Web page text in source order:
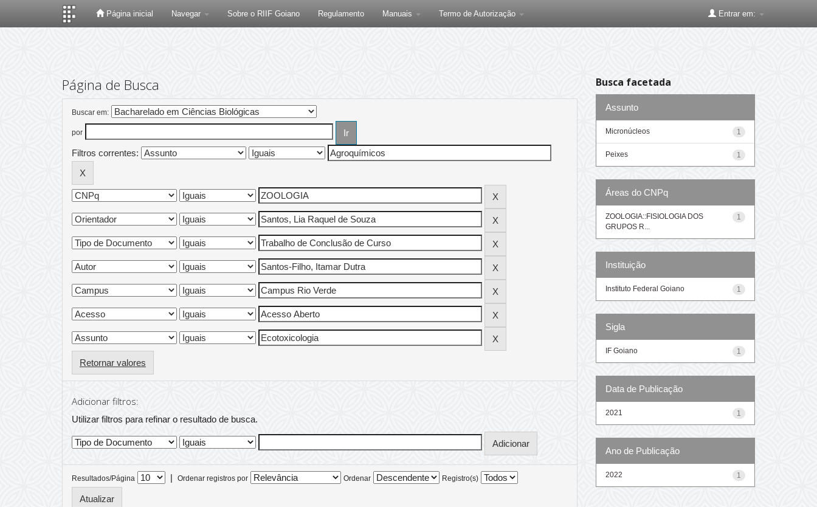
Página inicial Navegar Sobre o RIIF Goiano Regulamento Manuais Termo de Autorização Entrar em:
Página de Busca
Buscar em:
por
Filtros correntes:
Retornar valores
Adicionar filtros:
Utilizar filtros para refinar o resultado de busca.
Resultados/Página | Ordenar registros por Ordenar Registro(s)
Busca facetada
Assunto
1
Micronúcleos
1
Peixes
Áreas do CNPq
1
ZOOLOGIA::FISIOLOGIA DOS
GRUPOS R...
Instituição
1
Instituto Federal Goiano
Sigla
1
IF Goiano
Data de Publicação
1
2021
Ano de Publicação
1
2022